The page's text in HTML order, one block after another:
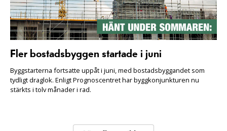
Fler bostadsbyggen startade i juni
Byggstarterna fortsatte uppåt i juni, med bostadsbyggandet som
tydligt draglok. Enligt Prognoscentret har byggkonjunkturen nu
stärkts i tolv månader i rad.